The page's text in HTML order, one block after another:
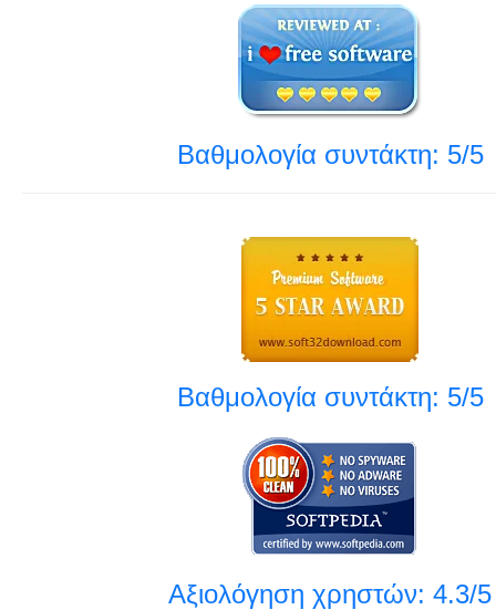
Βαθμολογία συντάκτη: 5/5
Βαθμολογία συντάκτη: 5/5
Αξιολόγηση χρηστών: 4.3/5